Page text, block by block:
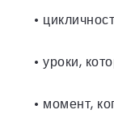
•
• уроки,
• момент,